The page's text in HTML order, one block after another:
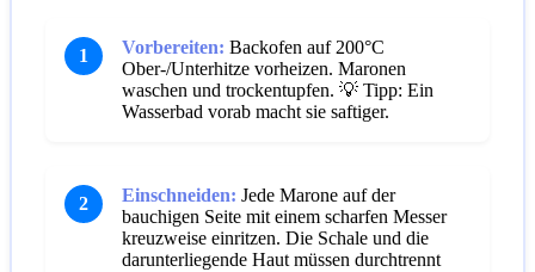
1 Vorbereiten: Backofen auf 200°C
Ober-/Unterhitze vorheizen. Maronen
waschen und trockentupfen. 💡 Tipp: Ein
Wasserbad vorab macht sie saftiger.
2 Einschneiden: Jede Marone auf der
bauchigen Seite mit einem scharfen Messer
kreuzweise einritzen. Die Schale und die
darunterliegende Haut müssen durchtrennt